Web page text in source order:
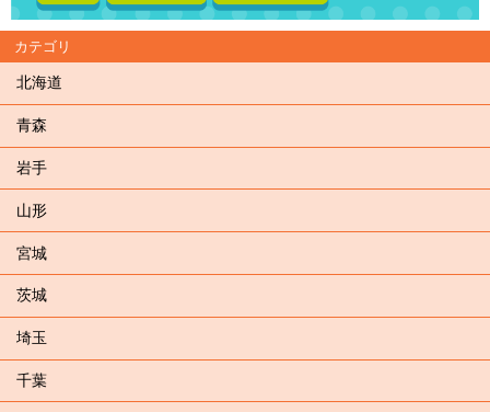
カテゴリ
北海道
青森
岩手
山形
宮城
茨城
埼玉
千葉